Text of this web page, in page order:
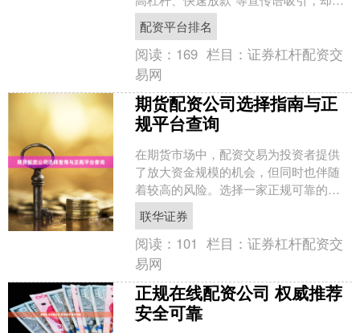
视了场外配资背后隐藏的巨大风险。本
文旨在揭示场外配资的....
配资平台排名
阅读： 169 栏目：证券杠杆配资交
易网
期货配资公司选择指南与正
规平台查询
在期货市场中，配资交易为投资者提供
了放大资金规模的机会，但同时也伴随
着较高的风险。选择一家正规可靠的期
货配资公司至关重要，不仅能保障资金
安全，还能避免潜在的法律....
联华证券
阅读： 101 栏目：证券杠杆配资交
易网
正规在线配资公司 权威推荐
安全可靠